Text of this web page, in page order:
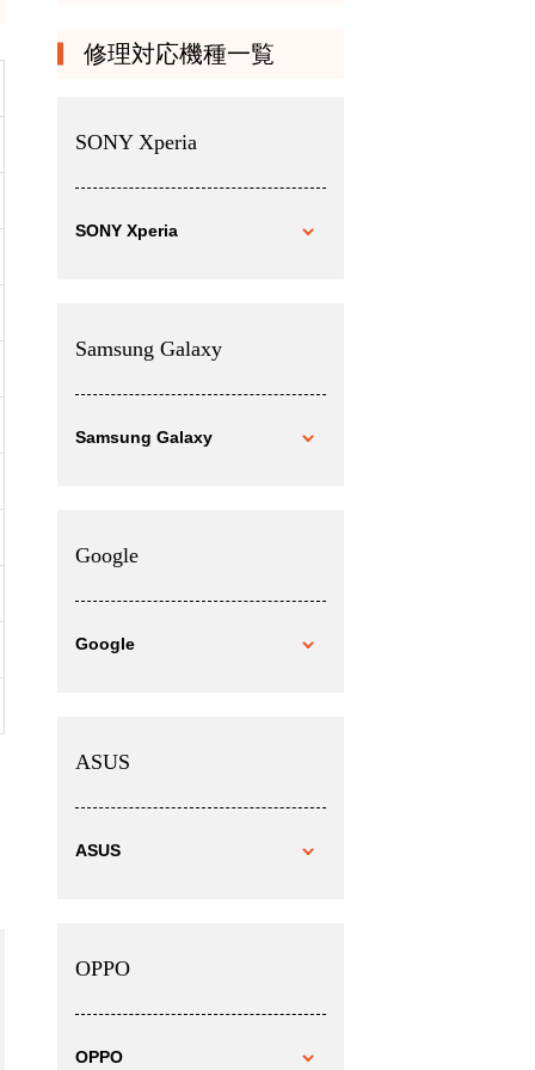
修理対応機種一覧
SONY Xperia
SONY Xperia
Samsung Galaxy
Samsung Galaxy
Google
Google
ASUS
ASUS
OPPO
OPPO